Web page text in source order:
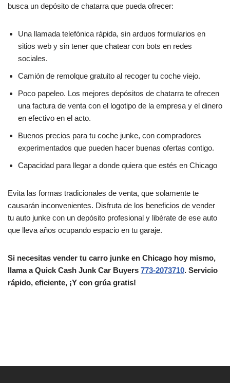
busca un depósito de chatarra que pueda ofrecer:
Una llamada telefónica rápida, sin arduos formularios en
sitios web y sin tener que chatear con bots en redes
sociales.
Camión de remolque gratuito al recoger tu coche viejo.
Poco papeleo. Los mejores depósitos de chatarra te ofrecen
una factura de venta con el logotipo de la empresa y el dinero
en efectivo en el acto.
Buenos precios para tu coche junke, con compradores
experimentados que pueden hacer buenas ofertas contigo.
Capacidad para llegar a donde quiera que estés en Chicago
Evita las formas tradicionales de venta, que solamente te
causarán inconvenientes. Disfruta de los beneficios de vender
tu auto junke con un depósito profesional y libérate de ese auto
que lleva años ocupando espacio en tu garaje.
Si necesitas vender tu carro junke en Chicago hoy mismo,
llama a Quick Cash Junk Car Buyers 773-2073710. Servicio
rápido, eficiente, ¡Y con grúa gratis!